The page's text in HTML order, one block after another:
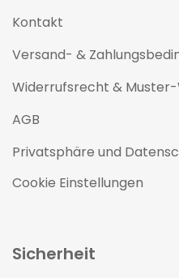
Kontakt
Versand- &
Widerrufsrecht &
AGB
Privatsphäre und
Cookie Einstellungen
Sicherheit